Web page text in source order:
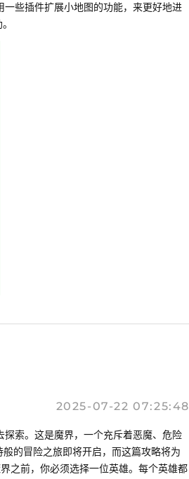
些插件扩展小地图的功能，来更好地进
2025-07-22 07:25:48
索。这是魔界，一个充斥着恶魔、危险
的冒险之旅即将开启，而这篇攻略将为
之前，你必须选择一位英雄。每个英雄都